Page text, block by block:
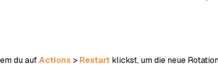
du aufActions > Restart klickst, um die neue